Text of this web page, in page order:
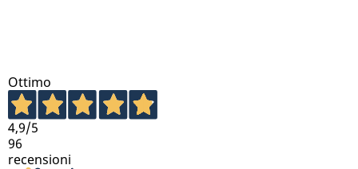
Ottimo
4,9/5
96
recensioni